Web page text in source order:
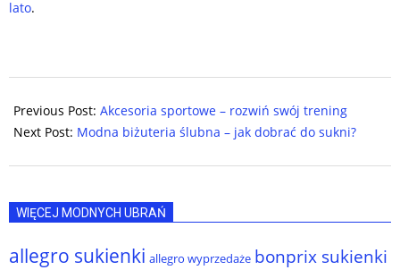
lato.
07-
17
Previous Post: Akcesoria sportowe – rozwiń swój trening
Next Post: Modna biżuteria ślubna – jak dobrać do sukni?
WIĘCEJ MODNYCH UBRAŃ
allegro sukienki allegro wyprzedaże bonprix sukienki